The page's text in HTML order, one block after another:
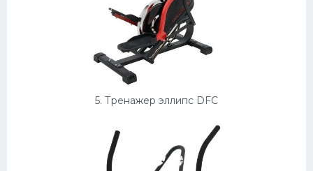
5. Тренажер эллипс DFC